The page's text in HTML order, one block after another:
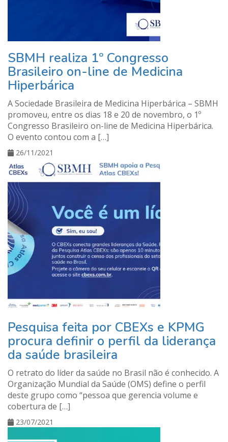
SBMH realiza 1º Congresso
Brasileiro on-line de Medicina
Hiperbárica
A Sociedade Brasileira de Medicina Hiperbárica – SBMH
promoveu, entre os dias 18 e 20 de novembro, o 1º
Congresso Brasileiro on-line de Medicina Hiperbárica.
O evento contou com a […]
26/11/2021
Pesquisa feita por CBEXs e KPMG
procura definir o perfil da liderança
da saúde brasileira
O retrato do líder da saúde no Brasil não é conhecido. A
Organização Mundial da Saúde (OMS) define o perfil
deste grupo como “pessoa que gerencia volume e
cobertura de […]
23/07/2021